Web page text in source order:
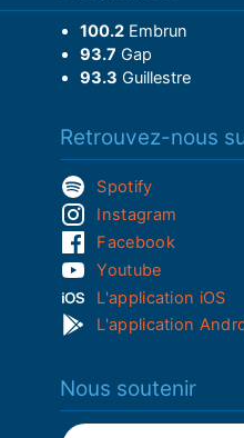
100.2Embrun
93.7 Gap
93.3 Guillestre
Retrouvez-nous
Spotify
Instagram
Facebook
Youtube
L'application iOS
L'application
Nous soutenir